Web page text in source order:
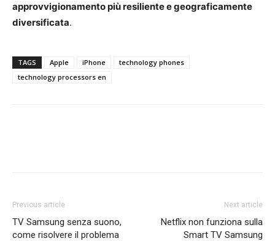
approvvigionamento più resiliente e geograficamente
diversificata.
TAGS Apple iPhone
technology phones
technology processors en
Previous article
TV Samsung senza suono,
come risolvere il problema
Next article
Netflix non funziona sulla
Smart TV Samsung